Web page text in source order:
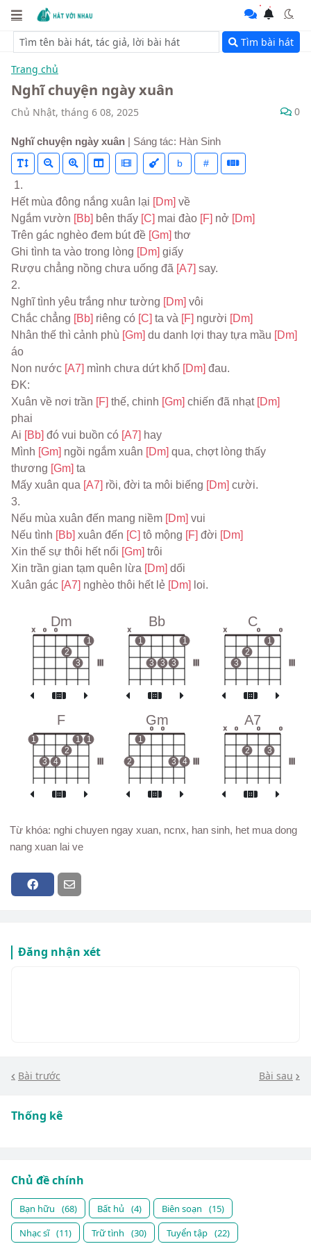
Tìm bài hát
Trang chủ
Nghĩ chuyện ngày xuân
Chủ Nhật, tháng 6 08, 2025 0
Nghĩ chuyện ngày xuân | Sáng tác: Hàn Sinh
b #
1.
Hết mùa đông nắng xuân lại [Dm] về
Ngắm vườn [Bb] bên thấy [C] mai đào [F] nở [Dm]
Trên gác nghèo đem bút đề [Gm] thơ
Ghi tình ta vào trong lòng [Dm] giấy
Rượu chẳng nồng chưa uống đã [A7] say.
2.
Nghĩ tình yêu trắng như tường [Dm] vôi
Chắc chẳng [Bb] riêng có [C] ta và [F] người [Dm]
Nhân thế thì cảnh phù [Gm] du danh lợi thay tựa mầu
áo
Non nước [A7] mình chưa dứt khổ [Dm] đau.
ĐK:
Xuân về nơi trần [F] thế, chinh [Gm] chiến đã nhạt
phai
Ai [Bb] đó vui buồn có [A7] hay
Mình [Gm] ngồi ngắm xuân [Dm] qua, chợt lòng thấy
thương [Gm] ta
Mấy xuân qua [A7] rồi, đời ta môi biếng [Dm] cười.
3.
Nếu mùa xuân đến mang niềm [Dm] vui
Nếu tình [Bb] xuân đến [C] tô mộng [F] đời [Dm]
Xin thế sự thôi hết nổi [Gm] trôi
Xin trần gian tạm quên lừa [Dm] dối
Xuân gác [A7] nghèo thôi hết lẻ [Dm] loi.
Dm
x o o
2
3
1
Bb
x
1
3 3 3
1
C
x
3
2
o
1
o
F
1
3 4
2
1 1
Gm
2
1
o o
3 4
A7
x o
2
o
3
o
Từ khóa: nghi chuyen ngay xuan, ncnx, han sinh, het mua dong
nang xuan lai ve
Đăng nhận xét
Bài trước Bài sau
Thống kê
Chủ đề chính
Bạn hữu (68) Bất hủ (4) Biên soạn
(15)
Nhạc sĩ (11) Trữ tình (30) Tuyển tập (22)